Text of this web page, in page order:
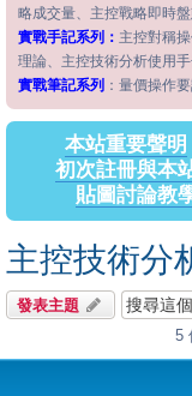
略成交量、主控戰略即時
實戰手記系列： 主控對稱
理論、主控技術分析使用
實戰筆記系列 ：量價操作
本站重要聲明
初次註冊與本
貼圖討論教
主控技術分
發表主題
5